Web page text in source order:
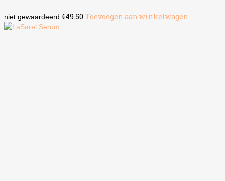
niet gewaardeerd €49.50 Toevoegen aan winkelwagen